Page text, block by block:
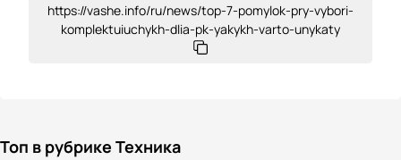
https://vashe.info/ru/news/top-7-pomylok-pry-vybori-
komplektuiuchykh-dlia-pk-yakykh-varto-unykaty
Топ в рубрике Техника